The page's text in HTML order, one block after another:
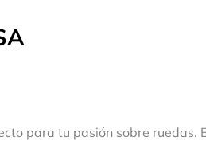
para tu pasión sobre